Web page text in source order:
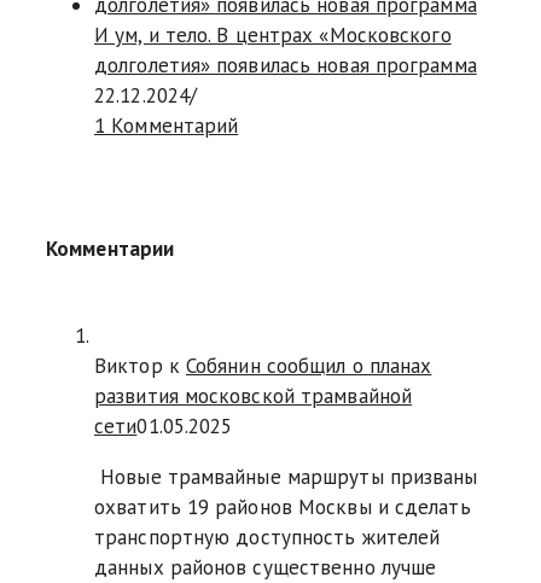
И ум, и тело. В центрах «Московского
долголетия» появилась новая программа
22.12.2024/
1 Комментарий
Комментарии
Виктор к Собянин сообщил о планах
развития московской трамвайной
сети01.05.2025
Новые трамвайные маршруты призваны
охватить 19 районов Москвы и сделать
транспортную доступность жителей
данных районов существенно лучше